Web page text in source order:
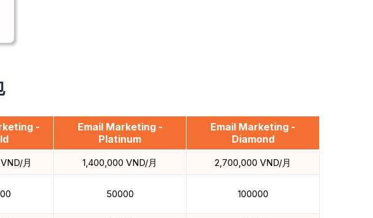
-
Email Marketing -
Platinum
Email Marketing -
Diamond
月 1,400,000 VND/月 2,700,000 VND/月
50000 100000